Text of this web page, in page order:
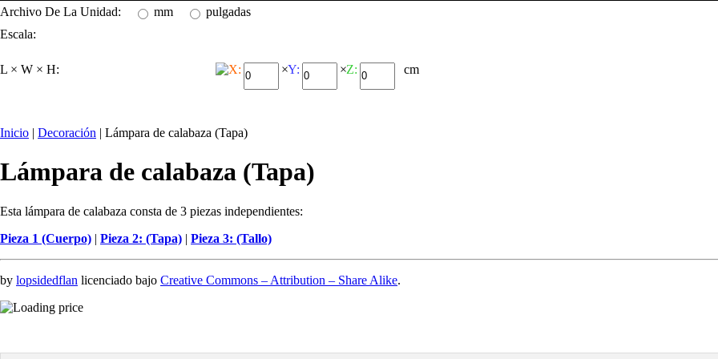
Archivo De La Unidad: mm
pulgadas
Escala:
L × W × H: X: ×Y: ×Z: cm
Inicio | Decoración | Lámpara de calabaza (Tapa)
Lámpara de calabaza (Tapa)
Esta lámpara de calabaza consta de 3 piezas independientes:
Pieza 1 (Cuerpo) | Pieza 2: (Tapa) | Pieza 3: (Tallo)
by lopsidedflan licenciado bajo Creative Commons – Attribution – Share Alike.